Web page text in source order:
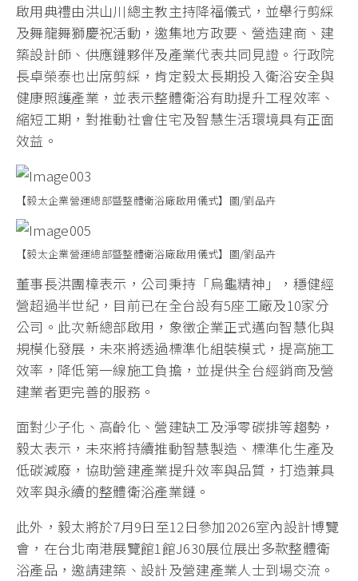
啟用典禮由洪山川總主教主持降福儀式，並舉行剪綵
及舞龍舞獅慶祝活動，邀集地方政要、營造建商、建
築設計師、供應鏈夥伴及產業代表共同見證。行政院
長卓榮泰也出席剪綵，肯定毅太長期投入衛浴安全與
健康照護產業，並表示整體衛浴有助提升工程效率、
縮短工期，對推動社會住宅及智慧生活環境具有正面
效益。
【毅太企業營運總部暨整體衛浴廠啟用儀式】圖/劉品卉
【毅太企業營運總部暨整體衛浴廠啟用儀式】圖/劉品卉
董事長洪團樟表示，公司秉持「烏龜精神」，穩健經
營超過半世紀，目前已在全台設有5座工廠及10家分
公司。此次新總部啟用，象徵企業正式邁向智慧化與
規模化發展，未來將透過標準化組裝模式，提高施工
效率，降低第一線施工負擔，並提供全台經銷商及營
建業者更完善的服務。
面對少子化、高齡化、營建缺工及淨零碳排等趨勢，
毅太表示，未來將持續推動智慧製造、標準化生產及
低碳減廢，協助營建產業提升效率與品質，打造兼具
效率與永續的整體衛浴產業鏈。
此外，毅太將於7月9日至12日參加2026室內設計博覽
會，在台北南港展覽館1館J630展位展出多款整體衛
浴產品，邀請建築、設計及營建產業人士到場交流。